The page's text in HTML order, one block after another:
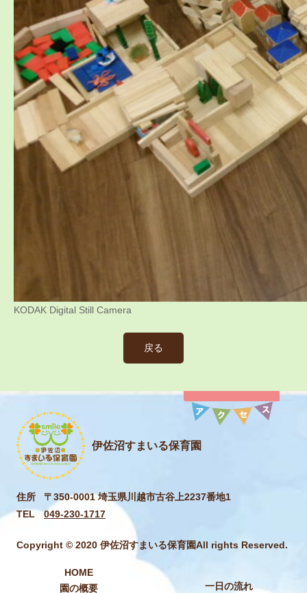
KODAK Digital Still Camera
戻る
伊佐沼すまいる保育園
住所
〒350-0001 埼玉県川越市古谷上2237番地1
TEL
049-230-1717
Copyright © 2020 伊佐沼すまいる保育園All rights Reserved.
HOME
園の概要
一日の流れ